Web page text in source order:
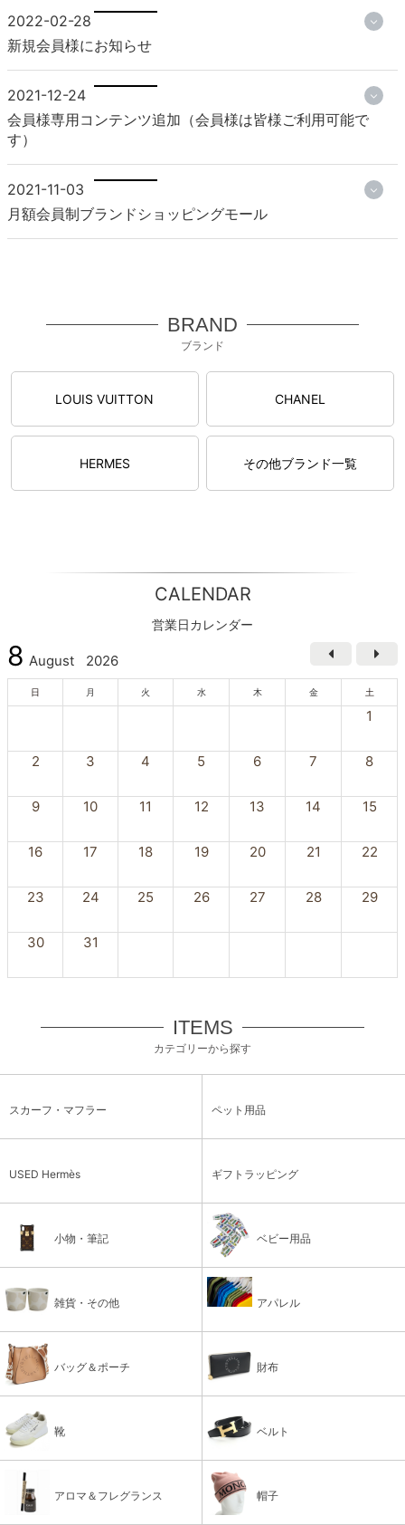
2022-02-28
新規会員様にお知らせ
2021-12-24
会員様専用コンテンツ追加（会員様は皆様ご利用可能で
す）
2021-11-03
月額会員制ブランドショッピングモール
BRAND
ブランド
LOUIS VUITTON CHANEL
HERMES その他ブランド一覧
CALENDAR
営業日カレンダー
8 August 2026
日 月 火 水 木 金 土
1
2 3 4 5 6 7 8
9 10 11 12 13 14 15
16 17 18 19 20 21 22
23 24 25 26 27 28 29
30 31
ITEMS
カテゴリーから探す
スカーフ・マフラー ペット用品
USED Hermès ギフトラッピング
小物・筆記 ベビー用品
雑貨・その他 アパレル
バッグ＆ポーチ 財布
靴 ベルト
アロマ＆フレグランス 帽子